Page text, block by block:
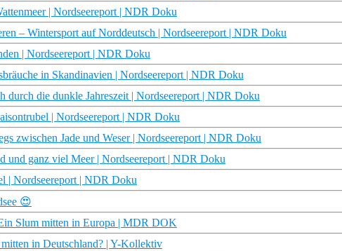
| Nordseereport | NDR Doku
– Wintersport auf Norddeutsch | Nordseereport | NDR Doku
| Nordseereport | NDR Doku
in Skandinavien | Nordseereport | NDR Doku
die dunkle Jahreszeit | Nordseereport | NDR Doku
| Nordseereport | NDR Doku
zwischen Jade und Weser | Nordseereport | NDR Doku
und ganz viel Meer | Nordseereport | NDR Doku
| Nordseereport | NDR Doku
😍
Slum mitten in Europa | MDR DOK
in Deutschland? | Y-Kollektiv